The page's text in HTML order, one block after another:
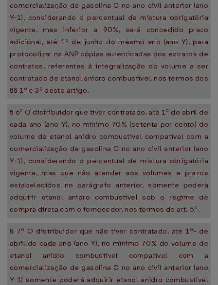
comercialização de gasolina C no ano civil anterior (ano
Y-1), considerando o percentual de mistura obrigatória
vigente, mas inferior a 90%, será concedido prazo
adicional, até 1º de junho do mesmo ano (ano Y), para
protocolizar na ANP cópias autenticadas dos extratos de
contratos, referentes à integralização do volume a ser
contratado de etanol anidro combustível, nos termos dos
§§ 1º e 3º deste artigo.
§ 6º O distribuidor que tiver contratado, até 1º de abril de
cada ano (ano Y), no mínimo 70% (setenta por cento) do
volume de etanol anidro combustível compatível com a
comercialização de gasolina C no ano civil anterior (ano
Y-1), considerando o percentual de mistura obrigatória
vigente, mas que não atender aos volumes e prazos
estabelecidos no parágrafo anterior, somente poderá
adquirir etanol anidro combustível sob o regime de
compra direta com o fornecedor, nos termos do art. 5º.
§ 7º O distribuidor que não tiver contratado, até 1º- de
abril de cada ano (ano Y), no mínimo 70% do volume de
etanol anidro combustível compatível com a
comercialização de gasolina C no ano civil anterior (ano
Y-1) somente poderá adquirir etanol anidro combustível